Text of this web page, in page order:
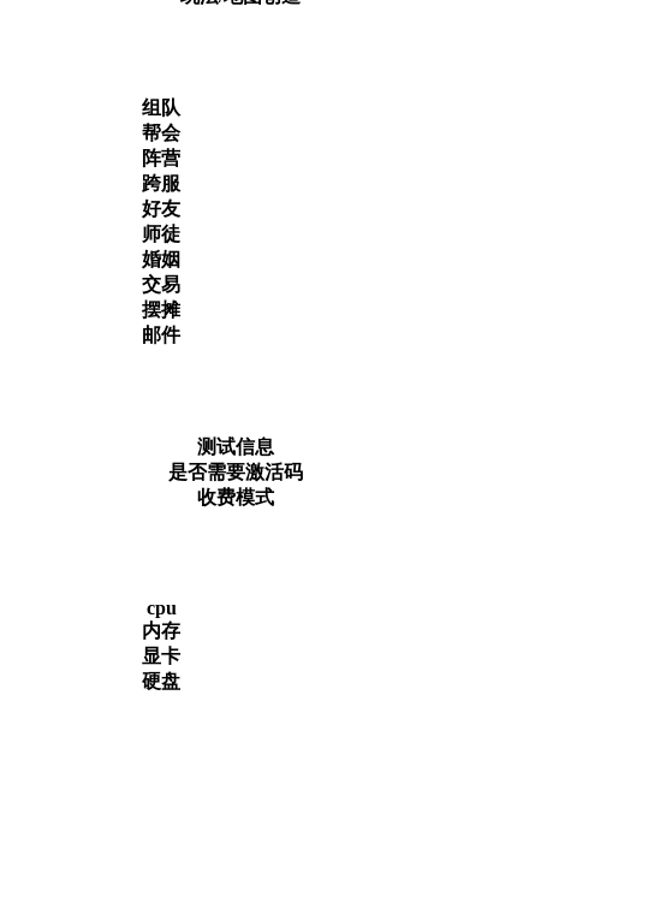
组队
帮会
阵营
跨服
好友
师徒
婚姻
交易
摆摊
邮件
测试信息
是否需要激活码
收费模式
cpu
内存
显卡
硬盘